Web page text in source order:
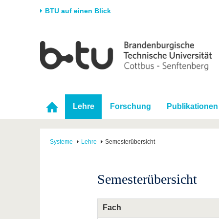
BTU auf einen Blick
Universität
Karriere & Engagement
Partnerschaften &
Strukturwandel
Forschung
Förderung
Wissenschaftlicher
Nachwuchs
Im
Lehre Forschung Publikationen
Systeme Lehre Semesterübersicht
Semesterübersicht
Fach